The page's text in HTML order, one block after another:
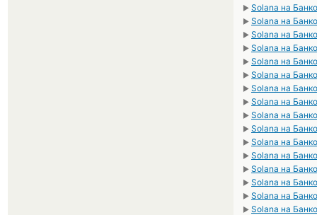
► Solana на
► Solana на
► Solana на
► Solana на
► Solana на
► Solana на
► Solana на
► Solana на
► Solana на
► Solana на
► Solana на
► Solana на
► Solana на
► Solana на
► Solana на
► Solana на